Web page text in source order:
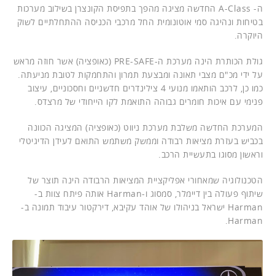
ה- A-Class החדשה מציגה מהפך בתפיסת הקונצרן בשילוב מערכות
בטיחות ונהיגה סמי אוטונומית החל מרכבי הכניסה ההתחלתיים לשוק
היוקרה.
גולת הכותרת הינה מערכת ה-PRE-SAFE (כאופציה) אשר חוזה מראש
על ידי מכ"ם מצבי תאונה ומבצעת תמרון והתחמקות לטובת מניעתה.
כמו כן, לרכב הותאמו מנועי 4 צילינדרים חדשניים וחסכוניים, עיצוב
פנימי עם איכות חומרים גבוהה התואמת לקו הייחודי של מרצדס.
המערכת החדשה משלבת מערכת ניווט (כאופציה) המציגה הכוונה
בכביש בעזרת מציאות רבודה וממשק משתמש התואם לעידן הדיגיטלי
וראשון מסוגו בתעשיית הרכב.
הטכנולוגיה שמאחורי אפליקציית המציאות הרבודה הינה תוצר של
שיתוף פעולה בין דיימלר, סמסוג ו-Harman אותה פיתח צוות ב-
Harman ישראל בניהולו של אוהד עקיבא, דירקטור עיבוד תמונה ב-
Harman.